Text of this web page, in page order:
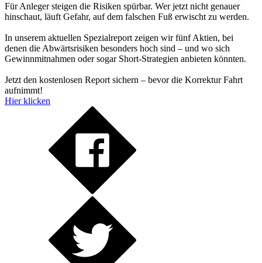
Für Anleger steigen die Risiken spürbar. Wer jetzt nicht genauer
hinschaut, läuft Gefahr, auf dem falschen Fuß erwischt zu werden.
In unserem aktuellen Spezialreport zeigen wir fünf Aktien, bei
denen die Abwärtsrisiken besonders hoch sind – und wo sich
Gewinnmitnahmen oder sogar Short-Strategien anbieten könnten.
Jetzt den kostenlosen Report sichern – bevor die Korrektur Fahrt
aufnimmt!
Hier klicken